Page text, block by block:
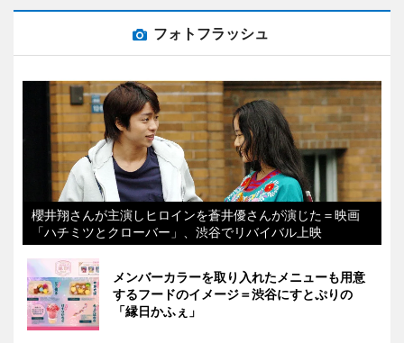
フォトフラッシュ
櫻井翔さんが主演しヒロインを蒼井優さんが演じた＝映画
「ハチミツとクローバー」、渋谷でリバイバル上映
メンバーカラーを取り入れたメニューも用意
するフードのイメージ＝渋谷にすとぷりの
「縁日かふぇ」